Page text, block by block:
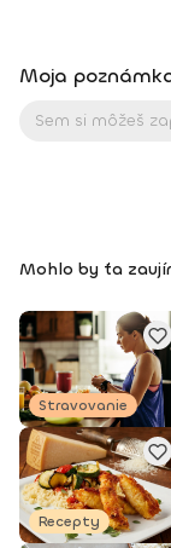
ocenením bola
• Kondičný tréner 1. kv.
Moja
Mohlo by ťa
Stravovanie
Recepty